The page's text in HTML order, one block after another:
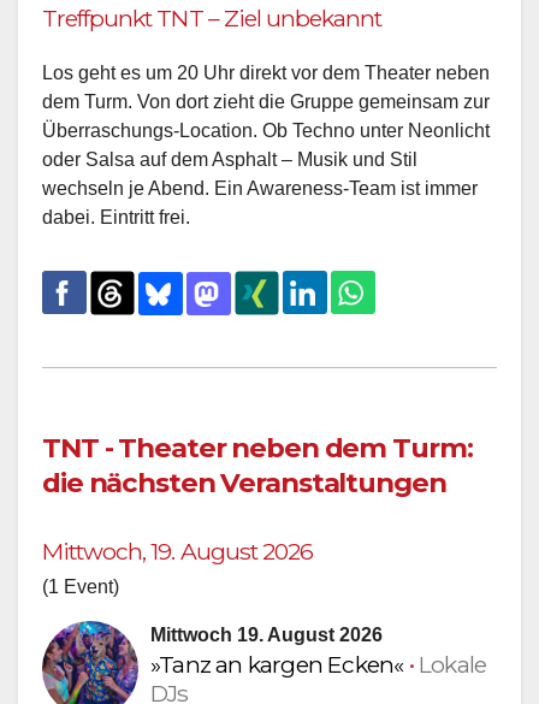
Treffpunkt TNT – Ziel unbekannt
Los geht es um 20 Uhr direkt vor dem Theater neben
dem Turm. Von dort zieht die Gruppe gemeinsam zur
Überraschungs-Location. Ob Techno unter Neonlicht
oder Salsa auf dem Asphalt – Musik und Stil
wechseln je Abend. Ein Awareness-Team ist immer
dabei. Eintritt frei.
TNT - Theater neben dem Turm:
die nächsten Veranstaltungen
Mittwoch, 19. August 2026
(1 Event)
Mittwoch 19. August 2026
»Tanz an kargen Ecken« • Lokale
DJs